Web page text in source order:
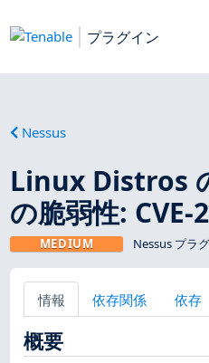
プラグイン
Nessus
Linux Distros
の脆弱性: CVE-
MEDIUM Nessus プラ
情報 依存関係 依存
概要